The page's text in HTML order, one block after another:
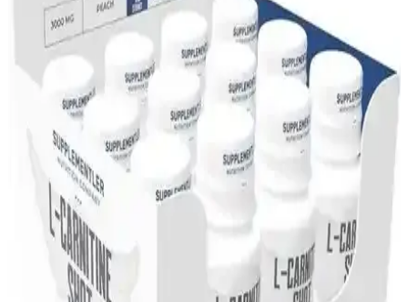
L-Carnitine 500 mg: Enerji Artırıcı ve Yağ Yakımını
Destekleyen Takviye
L-Carnitine 500 mg, enerji artışı, yağ yakımı ve cilt-saç sağlığı için
etkili bir takviyedir. Düzenli kullanımda metabolizmayı hızlandırır
ve genel sağlığı destekler.
L-Carnitine Kapsülleri: Kozmetik ve Kişisel
Bakımda Yeni Trend ve Faydaları
L-Carnitine kapsülleri, yağ yakımı, cilt sağlığı ve enerji artırıcı
etkileriyle kozmetik ve kişisel bakımda öne çıkıyor. Doğru kullanım
ve sağlıklı yaşamla en iyi sonuçları elde edin.
L-Carnitine Tabletleri: Kilo Kontrolü, Enerji ve Cilt
Sağlığı İçin Güncel Bir Rehber